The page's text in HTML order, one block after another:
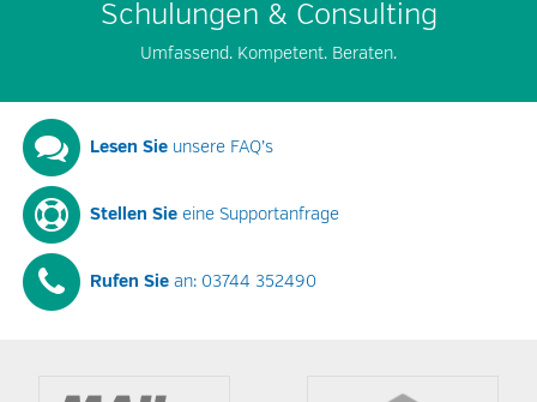
Schulungen & Consulting
Umfassend. Kompetent. Beraten.
Lesen Sie unsere FAQ’s
Stellen Sie eine Supportanfrage
Rufen Sie an: 03744 352490